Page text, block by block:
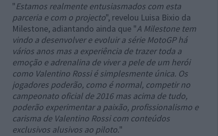
"Estamos realmente entusiasmados com esta
parceria e com o projecto", revelou Luisa Bixio da
Milestone, adiantando ainda que "A Milestone tem
vindo a desenvolver e evoluir a série MotoGP há
vários anos mas a experiência de trazer toda a
emoção e adrenalina de viver a pele de um herói
como Valentino Rossi é simplesmente única. Os
jogadores poderão, como é normal, competir no
campeonato oficial de 2016 mas acima de tudo,
poderão experimentar a paixão, profissionalismo e
carisma de Valentino Rossi com conteúdos
exclusivos alusivos ao piloto."